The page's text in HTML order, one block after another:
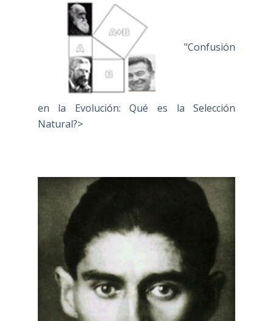
"Confusión
en la Evolución: Qué es la Selección
Natural?>